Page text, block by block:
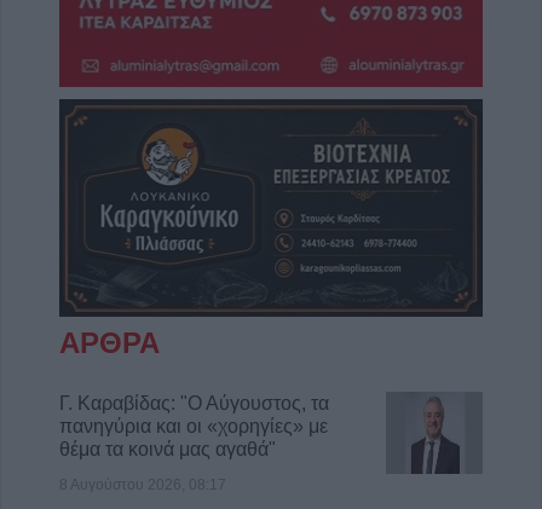
ΑΡΘΡΑ
Γ. Καραβίδας: "Ο Αύγουστος, τα
πανηγύρια και οι «χορηγίες» με
θέμα τα κοινά μας αγαθά"
8 Αυγούστου 2026, 08:17